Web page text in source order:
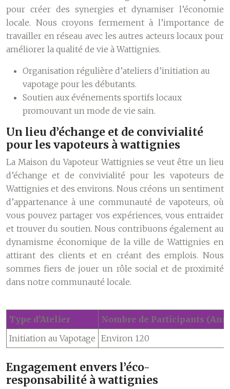
pour créer des synergies et dynamiser l’économie
locale. Nous croyons fermement à l’importance de
travailler en réseau avec les autres acteurs locaux pour
améliorer la qualité de vie à Wattignies.
Organisation régulière d’ateliers d’initiation au
vapotage pour les débutants.
Soutien aux événements sportifs locaux
promouvant un mode de vie sain.
Un lieu d’échange et de convivialité
pour les vapoteurs à wattignies
La Maison du Vapoteur Wattignies se veut être un lieu
d’échange et de convivialité pour les vapoteurs de
Wattignies et des environs. Nous créons un sentiment
d’appartenance à une communauté de vapoteurs, où
vous pouvez partager vos expériences, vous entraider
et trouver du soutien. Nous contribuons également au
dynamisme économique de la ville de Wattignies en
attirant des clients et en créant des emplois. Nous
sommes fiers de jouer un rôle social et de proximité
dans notre communauté locale.
Type d’Atelier
Nombre de Participants
Initiation au Vapotage Environ 120
Engagement envers l’éco-
responsabilité à wattignies